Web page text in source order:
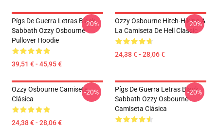
Pígs De Guerra Letras Black
Sabbath Ozzy Osbourne
Pullover Hoodie
39,51 € - 45,95 €
-20%
Ozzy Osbourne Hitch-Hiking A
La Camiseta De Hell Classic
24,38 € - 28,06 €
-20%
Ozzy Osbourne Camiseta
Clásica
24,38 € - 28,06 €
-20%
Pígs De Guerra Letras Black
Sabbath Ozzy Osbourne
Camiseta Clásica
-20%